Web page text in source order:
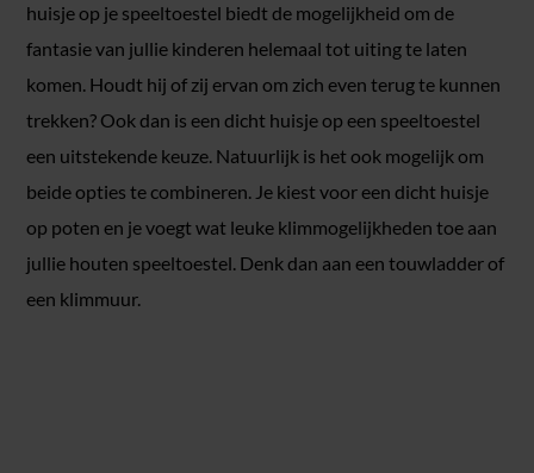
huisje op je speeltoestel biedt de mogelijkheid om de
fantasie van jullie kinderen helemaal tot uiting te laten
komen. Houdt hij of zij ervan om zich even terug te kunnen
trekken? Ook dan is een dicht huisje op een speeltoestel
een uitstekende keuze. Natuurlijk is het ook mogelijk om
beide opties te combineren. Je kiest voor een dicht huisje
op poten en je voegt wat leuke klimmogelijkheden toe aan
jullie houten speeltoestel. Denk dan aan een touwladder of
een klimmuur.